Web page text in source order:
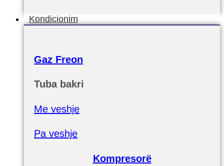
Kondicionim
Gaz Freon
Tuba bakri
Me veshje
Pa veshje
Kompresorë